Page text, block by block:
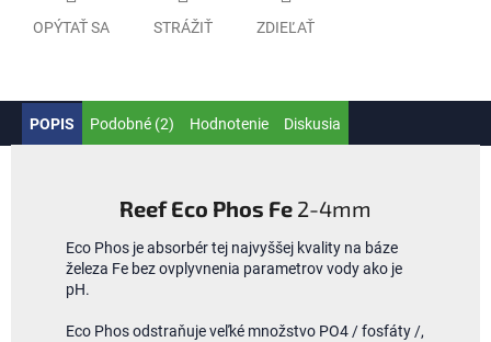
OPÝTAŤ SA STRÁŽIŤ ZDIEĽAŤ
POPIS Podobné (2) Hodnotenie Diskusia
Reef Eco Phos Fe 2-4mm
Eco Phos je absorbér tej najvyššej kvality na báze
železa Fe bez ovplyvnenia parametrov vody ako je
pH.
Eco Phos odstraňuje veľké množstvo PO4 / fosfáty /,